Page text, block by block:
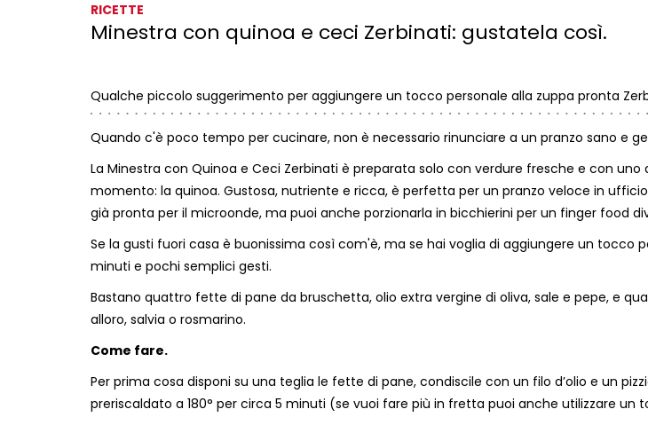
RICETTE
Minestra con quinoa e ceci Zerbinati: gustatela così.
Qualche piccolo suggerimento per aggiungere un tocco personale alla zuppa pronta
Quando c'è poco tempo per cucinare, non è necessario rinunciare a un pranzo sano e
La Minestra con Quinoa e Ceci Zerbinati è preparata solo con verdure fresche e con uno
momento: la quinoa. Gustosa, nutriente e ricca, è perfetta per un pranzo veloce in
già pronta per il microonde, ma puoi anche porzionarla in bicchierini per un finger food
Se la gusti fuori casa è buonissima così com'è, ma se hai voglia di aggiungere un tocco
minuti e pochi semplici gesti.
Bastano quattro fette di pane da bruschetta, olio extra vergine di oliva, sale e pepe, e
alloro, salvia o rosmarino.
Come fare.
Per prima cosa disponi su una teglia le fette di pane, condiscile con un filo d’olio e un
preriscaldato a 180° per circa 5 minuti (se vuoi fare più in fretta puoi anche utilizzare un